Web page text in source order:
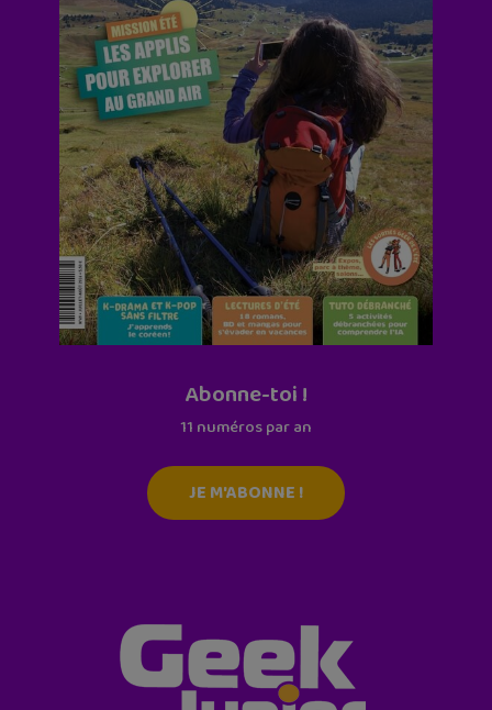
Abonne-toi !
11 numéros par an
JE M'ABONNE !